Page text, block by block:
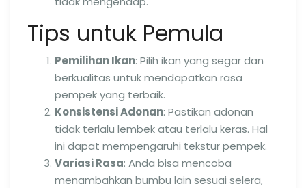
Tips untuk Pemula
Pemilihan Ikan: Pilih ikan yang segar dan
berkualitas untuk mendapatkan rasa
pempek yang terbaik.
Konsistensi Adonan: Pastikan adonan
tidak terlalu lembek atau terlalu keras. Hal
ini dapat mempengaruhi tekstur pempek.
Variasi Rasa: Anda bisa mencoba
menambahkan bumbu lain sesuai selera,